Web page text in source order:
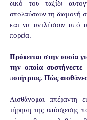
δικό του ταξίδι
απολαύσουν τη διαμονή
και να αντλήσουν από
πορεία.
Πρόκειται στην ουσία
την οποία
ποιήτριας. Πώς
Αισθάνομαι απέραντη
τήρηση της υπόσχεσης